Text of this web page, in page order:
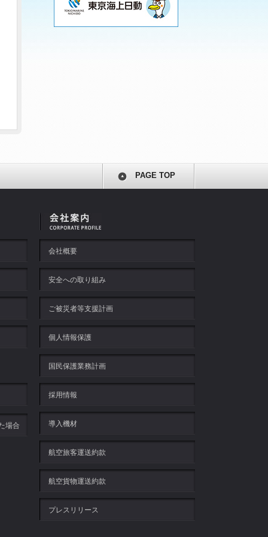
PAGE TOP
場合
会社概要
安全への取り組み
ご被災者等支援計画
個人情報保護
国民保護業務計画
採用情報
導入機材
航空旅客運送約款
航空貨物運送約款
プレスリリース